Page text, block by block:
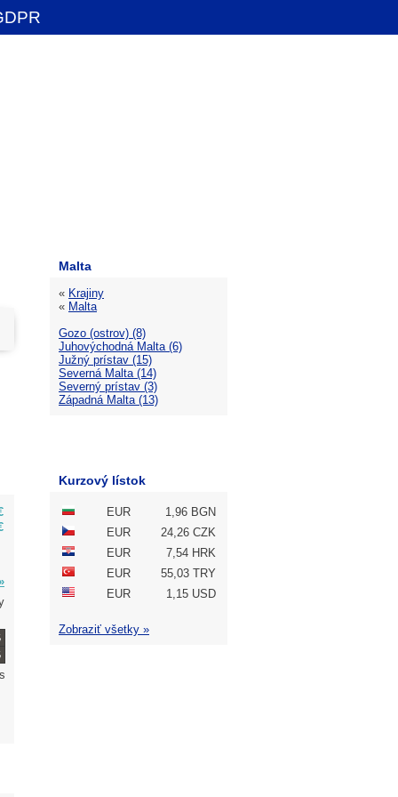
Malta
« Krajiny
« Malta
Gozo (ostrov) (8)
Juhovýchodná Malta (6)
Južný prístav (15)
Severná Malta (14)
Severný prístav (3)
Západná Malta (13)
Kurzový lístok
EUR
1,96 BGN
EUR
24,26 CZK
EUR
7,54 HRK
EUR
55,03 TRY
EUR
1,15 USD
Zobraziť všetky »